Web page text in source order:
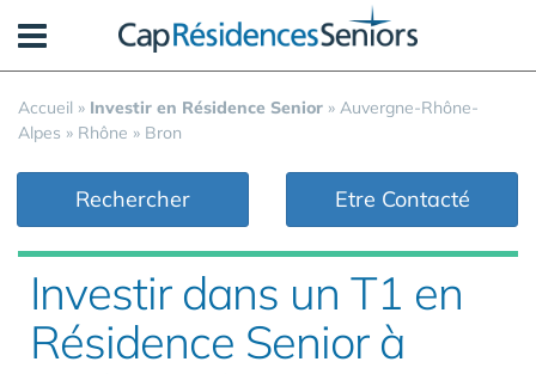
Accueil » Investir en Résidence Senior » Auvergne-Rhône-
Alpes » Rhône » Bron
Rechercher Etre Contacté
Investir dans un T1 en
Résidence Senior à